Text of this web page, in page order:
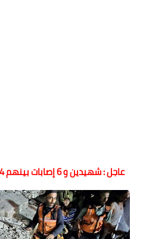
عاجل : شهيدين و 6 إصابات بينهم 4 في حالة خطرة